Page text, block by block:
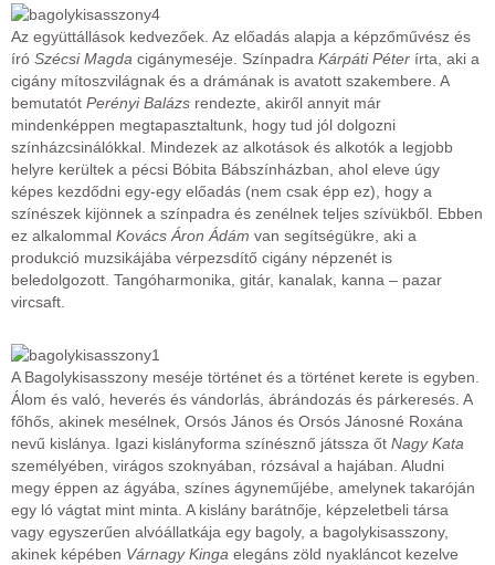
Az együttállások kedvezőek. Az előadás alapja a képzőművész és
író Szécsi Magda cigánymeséje. Színpadra Kárpáti Péter írta, aki a
cigány mítoszvilágnak és a drámának is avatott szakembere. A
bemutatót Perényi Balázs rendezte, akiről annyit már
mindenképpen megtapasztaltunk, hogy tud jól dolgozni
színházcsinálókkal. Mindezek az alkotások és alkotók a legjobb
helyre kerültek a pécsi Bóbita Bábszínházban, ahol eleve úgy
képes kezdődni egy-egy előadás (nem csak épp ez), hogy a
színészek kijönnek a színpadra és zenélnek teljes szívükből. Ebben
ez alkalommal Kovács Áron Ádám van segítségükre, aki a
produkció muzsikájába vérpezsdítő cigány népzenét is
beledolgozott. Tangóharmonika, gitár, kanalak, kanna – pazar
vircsaft.
A Bagolykisasszony meséje történet és a történet kerete is egyben.
Álom és való, heverés és vándorlás, ábrándozás és párkeresés. A
főhős, akinek mesélnek, Orsós János és Orsós Jánosné Roxána
nevű kislánya. Igazi kislányforma színésznő játssza őt Nagy Kata
személyében, virágos szoknyában, rózsával a hajában. Aludni
megy éppen az ágyába, színes ágyneműjébe, amelynek takaróján
egy ló vágtat mint minta. A kislány barátnője, képzeletbeli társa
vagy egyszerűen alvóállatkája egy bagoly, a bagolykisasszony,
akinek képében Várnagy Kinga elegáns zöld nyakláncot kezelve